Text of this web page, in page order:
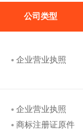
公司类型
企业营业执照
企业营业执照
商标注册证原件